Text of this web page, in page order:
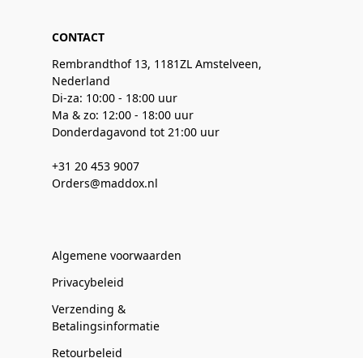
CONTACT
Rembrandthof 13, 1181ZL Amstelveen,
Nederland
Di-za: 10:00 - 18:00 uur
Ma & zo: 12:00 - 18:00 uur
Donderdagavond tot 21:00 uur
+31 20 453 9007
Orders@maddox.nl
Algemene voorwaarden
Privacybeleid
Verzending &
Betalingsinformatie
Retourbeleid